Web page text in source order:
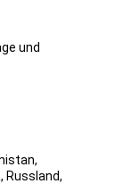
und
,
, Russland,